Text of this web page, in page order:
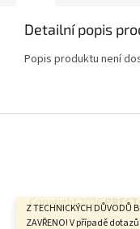
Z TECHNICKÝCH DŮVODŮ
ZAVŘENO! V případě
Detailní popis
Popis produktu není
Copyright 2026